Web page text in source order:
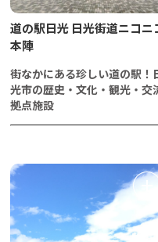
道の駅日光 日光街道ニコニ
本陣
街なかにある珍しい道の駅！
光市の歴史・文化・観光・交
拠点施設